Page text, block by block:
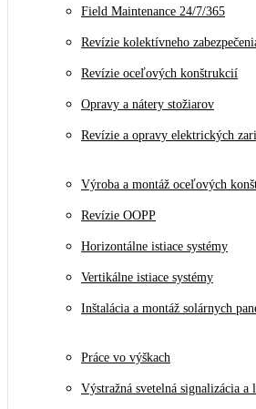
Field Maintenance 24/7/365
Revízie kolektívneho
Revízie oceľových konštrukcií
Opravy a nátery stožiarov
Revízie a opravy elektrických
Výroba a montáž oceľových
Revízie OOPP
Horizontálne istiace systémy
Vertikálne istiace systémy
Inštalácia a montáž solárnych
Práce vo výškach
Výstražná svetelná signalizácia a